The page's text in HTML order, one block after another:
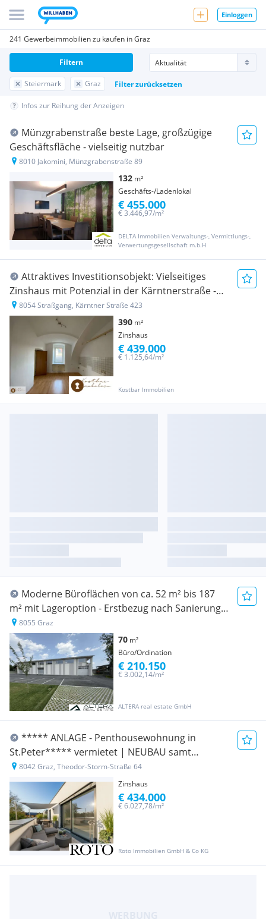
Einloggen
241 Gewerbeimmobilien zu kaufen in Graz
Steiermark Graz Filter zurücksetzen
Filtern
Infos zur Reihung der Anzeigen
Münzgrabenstraße beste Lage, großzügige
Geschäftsfläche - vielseitig nutzbar
8010 Jakomini, Münzgrabenstraße 89
132 m²
Geschäfts-/Ladenlokal
DELTA Immobilien Verwaltungs-, Vermittlungs-,
Verwertungsgesellschaft m.b.H
€ 3.446,97/m²
€ 455.000
Attraktives Investitionsobjekt: Vielseitiges
Zinshaus mit Potenzial in der Kärntnerstraße -
Ihr zukünftiger Firmenstandort zum Kauf
8054 Straßgang, Kärntner Straße 423
390 m²
Zinshaus
Kostbar Immobilien
€ 1.125,64/m²
€ 439.000
Moderne Büroflächen von ca. 52 m² bis 187
m² mit Lageroption - Erstbezug nach Sanierung
in Toplage von Graz!
8055 Graz
70 m²
Büro/Ordination
ALTERA real estate GmbH
€ 3.002,14/m²
€ 210.150
***** ANLAGE - Penthousewohnung in
St.Peter***** vermietet | NEUBAU samt
überdachten Stellplatz
8042 Graz, Theodor-Storm-Straße 64
Zinshaus
Roto Immobilien GmbH & Co KG
€ 6.027,78/m²
€ 434.000